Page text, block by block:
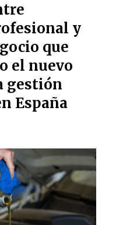
y
que
el nuevo
gestión
España